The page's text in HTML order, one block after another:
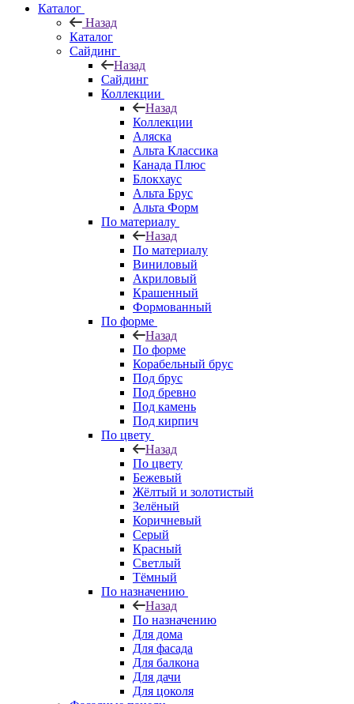
Каталог
Назад
Каталог
Сайдинг
Назад
Сайдинг
Коллекции
Назад
Коллекции
Аляска
Альта Классика
Канада Плюс
Блокхаус
Альта Брус
Альта Форм
По материалу
Назад
По материалу
Виниловый
Акриловый
Крашенный
Формованный
По форме
Назад
По форме
Корабельный брус
Под брус
Под бревно
Под камень
Под кирпич
По цвету
Назад
По цвету
Бежевый
Жёлтый и золотистый
Зелёный
Коричневый
Серый
Красный
Светлый
Тёмный
По назначению
Назад
По назначению
Для дома
Для фасада
Для балкона
Для дачи
Для цоколя